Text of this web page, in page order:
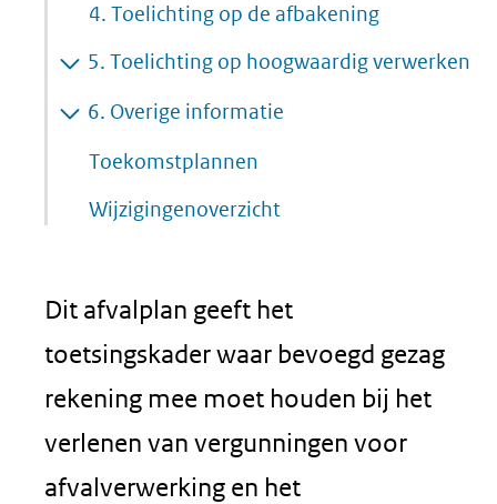
4. Toelichting op de afbakening
5. Toelichting op hoogwaardig verwerken
6. Overige informatie
Toekomstplannen
Wijzigingenoverzicht
Dit afvalplan geeft het
toetsingskader waar bevoegd gezag
rekening mee moet houden bij het
verlenen van vergunningen voor
afvalverwerking en het